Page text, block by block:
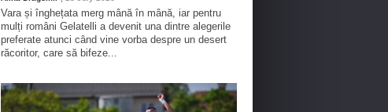
Vara și înghețata merg mână în mână, iar pentru
mulți români Gelatelli a devenit una dintre alegerile
preferate atunci când vine vorba despre un desert
răcoritor, care să bifeze...